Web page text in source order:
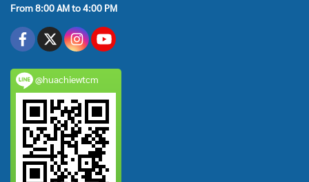
From 8:00 AM to 4:00 PM
@huachiewtcm